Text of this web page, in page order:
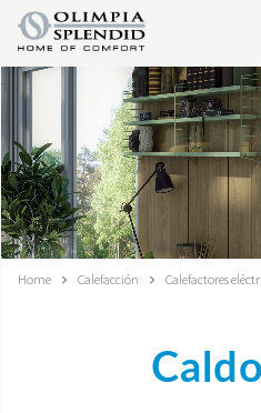
ESPAÑOL
HOME
AIRE ACONDICIONADO
CALEFACCIÓN
SISTEMAS INTEGRADOS
Home Calefacción Calefactores